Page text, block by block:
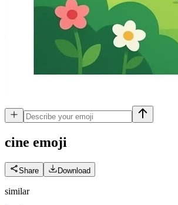
cine emoji
Share Download
similar